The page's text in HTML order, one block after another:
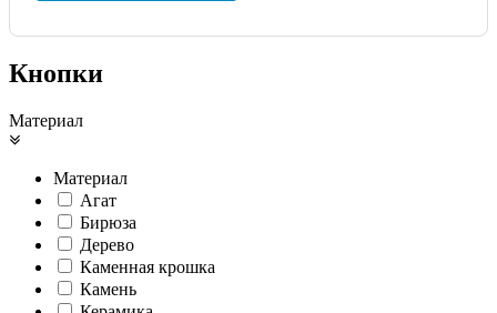
Кнопки
Материал
Материал
Агат
Бирюза
Дерево
Каменная крошка
Камень